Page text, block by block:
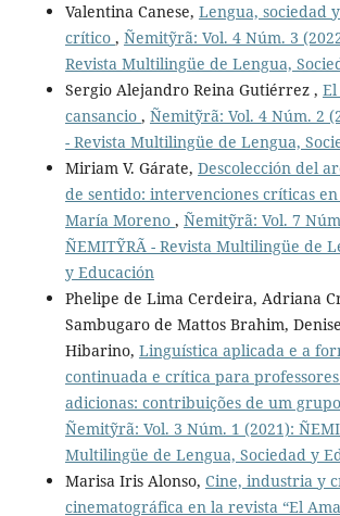
Valentina Canese, Lengua, sociedad
crítico , Ñemitỹrã: Vol. 4 Núm. 3
Revista Multilingüe de Lengua,
Sergio Alejandro Reina Gutiérrez ,
cansancio , Ñemitỹrã: Vol. 4 Núm. 2
- Revista Multilingüe de Lengua,
Miriam V. Gárate, Descolección del
de sentido: intervenciones críticas
María Moreno , Ñemitỹrã: Vol. 7
ÑEMITỸRÃ - Revista Multilingüe de
y Educación
Phelipe de Lima Cerdeira, Adriana
Sambugaro de Mattos Brahim,
Hibarino, Linguística aplicada e a
continuada e crítica para
adicionas: contribuições de um
Ñemitỹrã: Vol. 3 Núm. 1 (2021):
Multilingüe de Lengua, Sociedad y
Marisa Iris Alonso, Cine, industria y
cinematográfica en la revista “El